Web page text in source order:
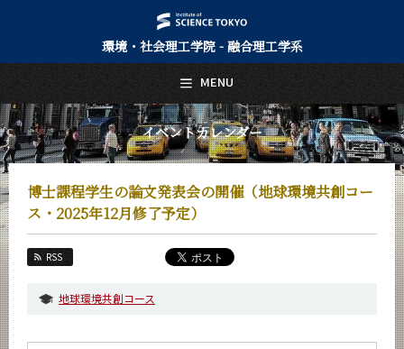
環境・社会理工学院 - 融合理工学系
イベントカレンダー
博士課程学生の論文発表会の開催（地球環境共創コー
ス・2025年12月修了予定）
RSS
地球環境共創コース
MENU
日本語 English
トップページ
Top Page
融合理工学系について
About Us
教育
Education
教員・研究室
Faculty and Laboratories
未来